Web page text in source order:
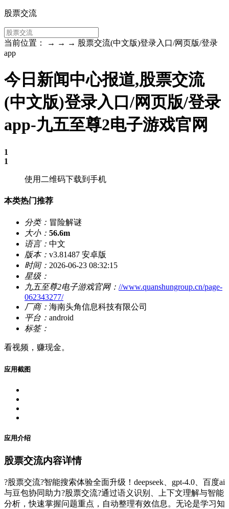
股票交流
当前位置： → → → 股票交流(中文版)登录入口/网页版/登录
app
今日新闻中心报道,股票交流
(中文版)登录入口/网页版/登录
app-九五至尊2电子游戏官网
1
1
使用二维码下载到手机
本类热门推荐
分类： 冒险解谜
大小： 56.6m
语言： 中文
版本： v3.81487 安卓版
时间： 2026-06-23 08:32:15
星级：
九五至尊2电子游戏官网： //www.quanshungroup.cn/page-
062343277/
厂商： 海南头角信息科技有限公司
平台： android
标签：
看视频，赚现金。
应用截图
应用介绍
股票交流内容详情
?股票交流?智能搜索体验全面升级！deepseek、gpt-4.0、百度ai
与豆包协同助力?股票交流?通过语义识别、上下文理解与智能
分析，快速掌握问题重点，自动整理有效信息。无论是学习知